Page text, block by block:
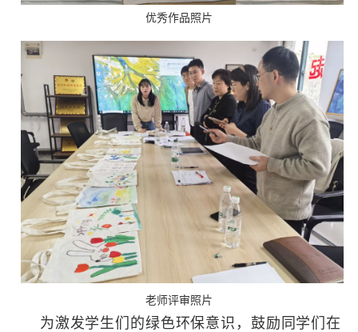
优秀作品照片
老师评审照片
为激发学生们的绿色环保意识，鼓励同学们在